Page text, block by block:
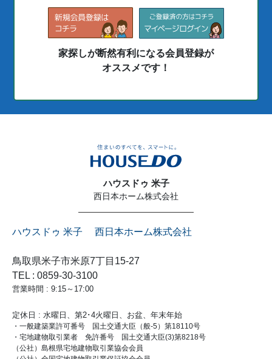
家探しが断然有利になる会員登録が
オススメです！
ハウスドゥ 米子
西日本ホーム株式会社
ハウスドゥ 米子 西日本ホーム株式会社
鳥取県米子市米原7丁目15-27
TEL : 0859-30-3100
営業時間 : 9:15～17:00
定休日 : 水曜日、第2･4火曜日、お盆、年末年始
・一般建築業許可番号 国土交通大臣（般-5）第18110号
・宅地建物取引業者 免許番号 国土交通大臣(3)第8218号
（公社）島根県宅地建物取引業協会会員